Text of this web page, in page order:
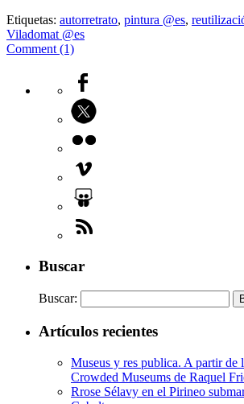
Etiquetas: autorretrato, pintura @es,
Viladomat @es
Comment (1)
Buscar
Buscar:
Artículos recientes
Museus y res publica. A partir de
Crowded Museums de Raquel
Rrose Sélavy en el Pirineo